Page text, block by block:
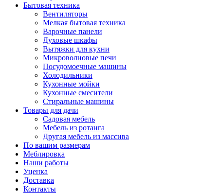
Бытовая техника
Вентиляторы
Мелкая бытовая техника
Варочные панели
Духовые шкафы
Вытяжки для кухни
Микроволновые печи
Посудомоечные машины
Холодильники
Кухонные мойки
Кухонные смесители
Стиральные машины
Товары для дачи
Садовая мебель
Мебель из ротанга
Другая мебель из массива
По вашим размерам
Меблировка
Наши работы
Уценка
Доставка
Контакты